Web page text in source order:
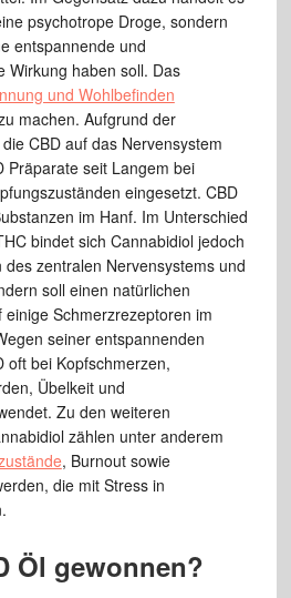
psychotrope Droge, sondern
entspannende und
Wirkung haben soll. Das
und Wohlbefinden
machen. Aufgrund der
CBD auf das Nervensystem
Präparate seit Langem bei
eingesetzt. CBD
im Hanf. Im Unterschied
bindet sich Cannabidiol jedoch
zentralen Nervensystems und
soll einen natürlichen
Schmerzrezeptoren im
seiner entspannenden
oft bei Kopfschmerzen,
Übelkeit und
Zu den weiteren
zählen unter anderem
, Burnout sowie
die mit Stress in
Öl gewonnen?